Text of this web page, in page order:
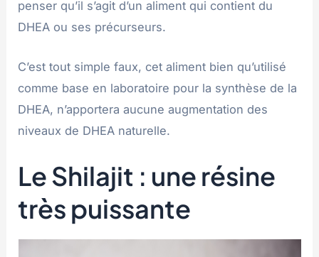
penser qu’il s’agit d’un aliment qui contient du
DHEA ou ses précurseurs.
C’est tout simple faux, cet aliment bien qu’utilisé
comme base en laboratoire pour la synthèse de la
DHEA, n’apportera aucune augmentation des
niveaux de DHEA naturelle.
Le Shilajit : une résine
très puissante